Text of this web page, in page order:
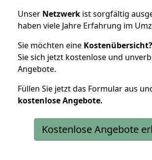
Unser Netzwerk ist sorgfältig
haben viele Jahre Erfahrung im
Sie möchten eine Kostenübersicht?
Sie sich jetzt kostenlose und
Angebote.
Füllen Sie jetzt das Formular aus
kostenloseAngebote.
Kostenlose Angebote